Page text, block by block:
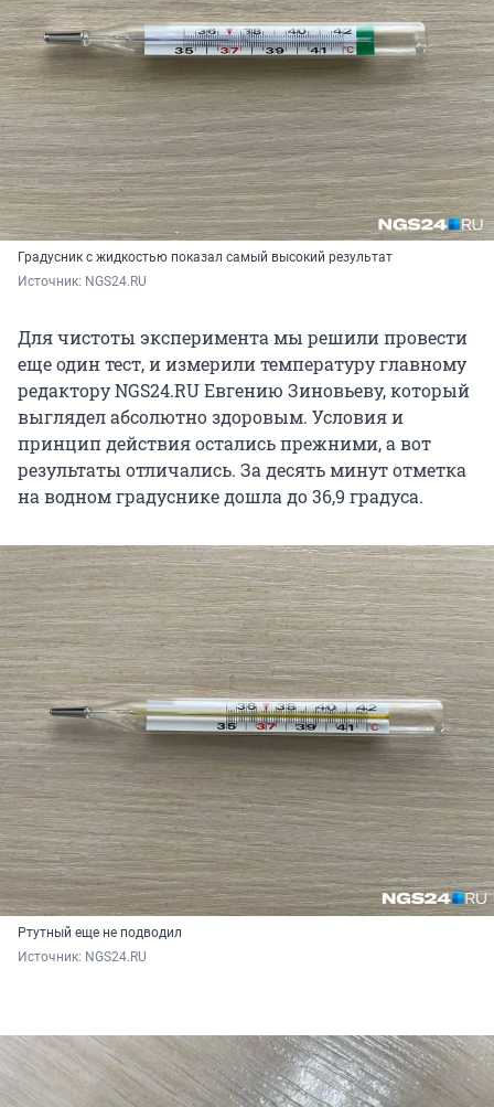
Градусник с жидкостью показал самый высокий результат
Источник: NGS24.RU
Для чистоты эксперимента мы решили провести
еще один тест, и измерили температуру главному
редактору NGS24.RU Евгению Зиновьеву, который
выглядел абсолютно здоровым. Условия и
принцип действия остались прежними, а вот
результаты отличались. За десять минут отметка
на водном градуснике дошла до 36,9 градуса.
Ртутный еще не подводил
Источник: NGS24.RU